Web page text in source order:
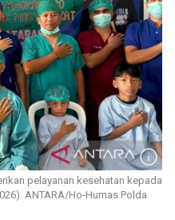
pelayanan kesehatan kepada
ANTARA/Ho-Humas Polda